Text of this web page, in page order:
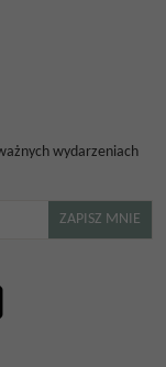
wydarzeniach